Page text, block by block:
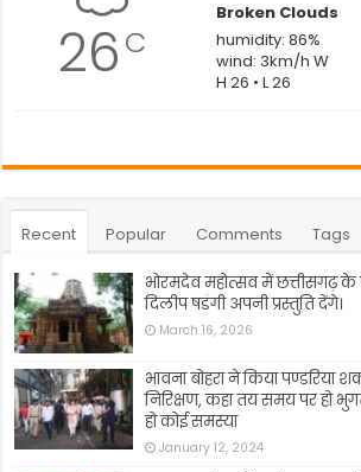
26 C
Broken Clouds
humidity: 86%
wind: 3km/h W
H 26 • L 26
Recent Popular Comments Tags
भोरमदेव महोत्सव में छत्तीसगढ़ के
दिलीप षडंगी अपनी प्रस्तुति देंगे।
March 16, 2026
भावना बोहरा ने किया पण्डरिया
निरिक्षण, कहा तय समय पर हो
हो कोई समस्या
January 12, 2024